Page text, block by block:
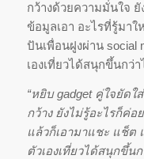
กว้างด้วยความมั่นใจ
ข้อมูลเอา อะไรที่รู้มา
ปันเพื่อนฝูงผ่าน social
เองเที่ยวได้สนุกขึ้นกว่
“หยิบ gadget คู่ใจยัด
กว้าง ยังไม่รู้อะไรก็ค่อ
แล้วก็เอามาแชะ แช็ต
ตัวเองเที่ยวได้สนุกขึ้น